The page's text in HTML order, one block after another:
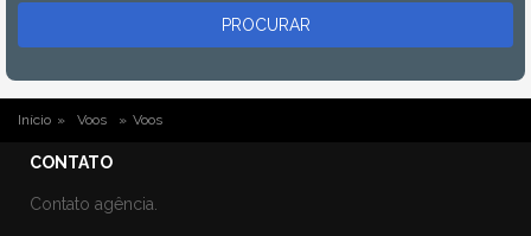
ESTÁ AQUI
Início » Voos » Voos
CONTATO
Contato agência.